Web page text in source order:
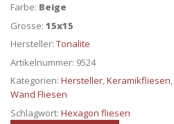
Farbe: Beige
Grosse: 15x15
Hersteller: Tonalite
Artikelnummer: 9524
Kategorien: Hersteller,Keramikfliesen,
Wand Fliesen
Schlagwort: Hexagon fliesen